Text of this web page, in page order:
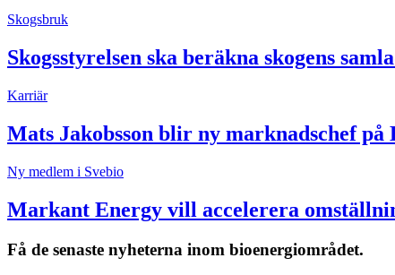
Skogsbruk
Skogsstyrelsen ska beräkna skogens
Karriär
Mats Jakobsson blir ny marknadschef på
Ny medlem i Svebio
Markant Energy vill accelerera
Få de senaste nyheterna inom bioenergiområdet.